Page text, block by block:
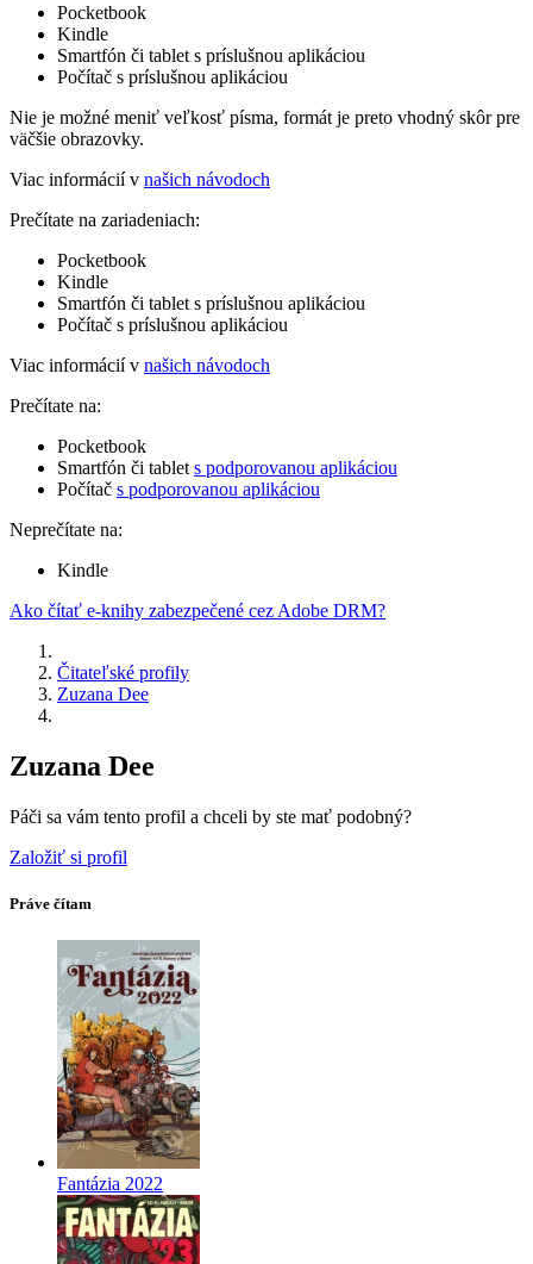
Pocketbook
Kindle
Smartfón či tablet s príslušnou aplikáciou
Počítač s príslušnou aplikáciou
Nie je možné meniť veľkosť písma, formát je preto vhodný skôr pre
väčšie obrazovky.
Viac informácií v našich návodoch
Prečítate na zariadeniach:
Pocketbook
Kindle
Smartfón či tablet s príslušnou aplikáciou
Počítač s príslušnou aplikáciou
Viac informácií v našich návodoch
Prečítate na:
Pocketbook
Smartfón či tablet s podporovanou aplikáciou
Počítač s podporovanou aplikáciou
Neprečítate na:
Kindle
Ako čítať e-knihy zabezpečené cez Adobe DRM?
Čitateľské profily
Zuzana Dee
Zuzana Dee
Páči sa vám tento profil a chceli by ste mať podobný?
Založiť si profil
Práve čítam
Fantázia 2022